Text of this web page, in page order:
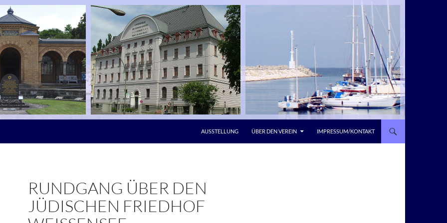
AUSSTELLUNG ÜBER DEN VEREIN IMPRESSUM/KONTAKT
RUNDGANG ÜBER DEN
JÜDISCHEN FRIEDHOF